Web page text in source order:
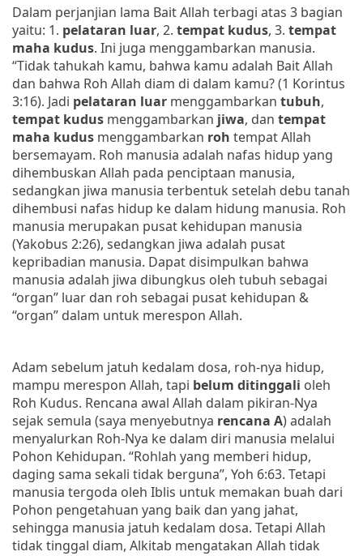
Dalam perjanjian lama Bait Allah terbagi atas 3 bagian
yaitu: 1. pelataran luar, 2. tempat kudus, 3. tempat
maha kudus. Ini juga menggambarkan manusia.
“Tidak tahukah kamu, bahwa kamu adalah Bait Allah
dan bahwa Roh Allah diam di dalam kamu? (1 Korintus
3:16). Jadi pelataran luar menggambarkan tubuh,
tempat kudus menggambarkan jiwa, dan tempat
maha kudus menggambarkan roh tempat Allah
bersemayam. Roh manusia adalah nafas hidup yang
dihembuskan Allah pada penciptaan manusia,
sedangkan jiwa manusia terbentuk setelah debu tanah
dihembusi nafas hidup ke dalam hidung manusia. Roh
manusia merupakan pusat kehidupan manusia
(Yakobus 2:26), sedangkan jiwa adalah pusat
kepribadian manusia. Dapat disimpulkan bahwa
manusia adalah jiwa dibungkus oleh tubuh sebagai
“organ” luar dan roh sebagai pusat kehidupan &
“organ” dalam untuk merespon Allah.
Adam sebelum jatuh kedalam dosa, roh-nya hidup,
mampu merespon Allah, tapi belum ditinggali oleh
Roh Kudus. Rencana awal Allah dalam pikiran-Nya
sejak semula (saya menyebutnya rencana A) adalah
menyalurkan Roh-Nya ke dalam diri manusia melalui
Pohon Kehidupan. “Rohlah yang memberi hidup,
daging sama sekali tidak berguna”, Yoh 6:63. Tetapi
manusia tergoda oleh Iblis untuk memakan buah dari
Pohon pengetahuan yang baik dan yang jahat,
sehingga manusia jatuh kedalam dosa. Tetapi Allah
tidak tinggal diam, Alkitab mengatakan Allah tidak